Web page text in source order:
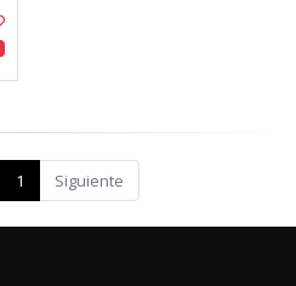
1 Siguiente